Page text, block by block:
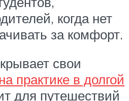
когда нет
за комфорт.
свои
практике в долгой
для путешествий